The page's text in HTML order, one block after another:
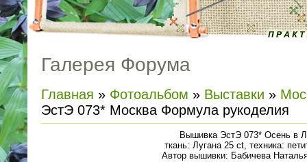
Галерея Форума
Главная » Фотоальбом » Выставки »
ЭстЭ 073* Москва Формула рукоделия
Вышивка ЭстЭ 073* Осень в
ткань: Лугана 25 ct, техника:
Автор вышивки: Бабичева